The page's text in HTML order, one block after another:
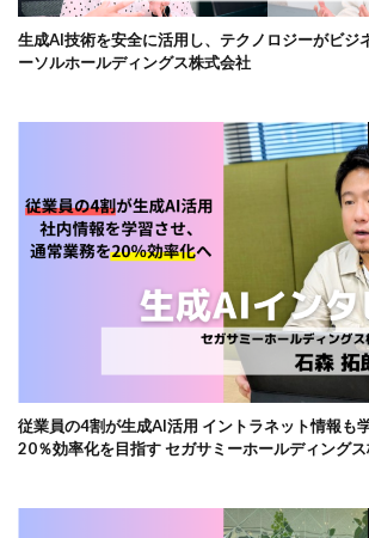
生成AI技術を安全に活用し、テクノロジーがビジ
ーソルホールディングス株式会社
従業員の4割が生成AI活用 イントラネット情報も
20％効率化を目指す セガサミーホールディング